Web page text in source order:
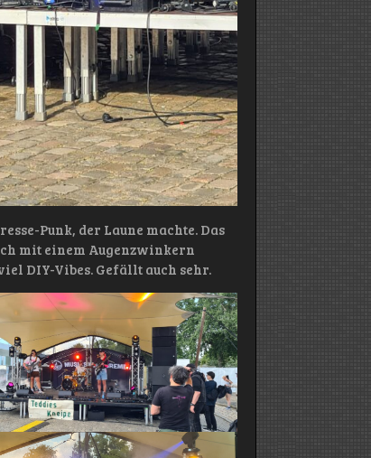
Punk, der Laune machte. Das
mit einem Augenzwinkern
DIY-Vibes. Gefällt auch sehr.